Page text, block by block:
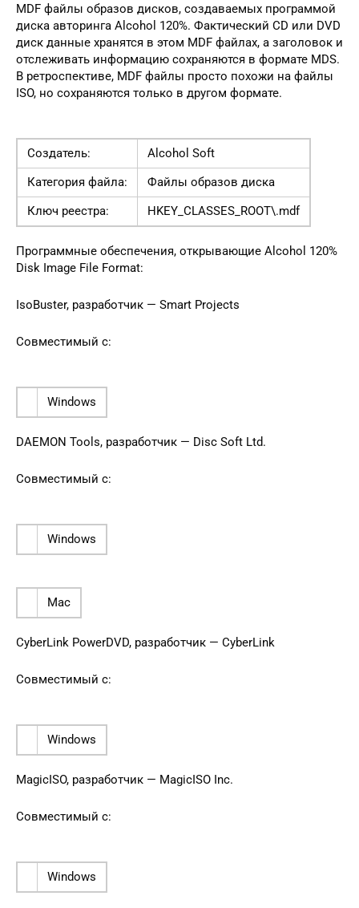
MDF файлы образов дисков, создаваемых программой
диска авторинга Alcohol 120%. Фактический CD или DVD
диск данные хранятся в этом MDF файлах, а заголовок и
отслеживать информацию сохраняются в формате MDS.
В ретроспективе, MDF файлы просто похожи на файлы
ISO, но сохраняются только в другом формате.
Создатель:
Alcohol Soft
Категория файла:
Файлы образов диска
Ключ реестра:
HKEY_CLASSES_ROOT\.mdf
Программные обеспечения, открывающие Alcohol 120%
Disk Image File Format:
IsoBuster, разработчик — Smart Projects
Совместимый с:
Windows
DAEMON Tools, разработчик — Disc Soft Ltd.
Совместимый с:
Windows
Mac
CyberLink PowerDVD, разработчик — CyberLink
Совместимый с:
Windows
MagicISO, разработчик — MagicISO Inc.
Совместимый с:
Windows